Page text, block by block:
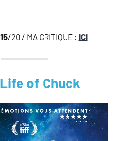
15/20 / MA CRITIQUE : ICI
Life of Chuck